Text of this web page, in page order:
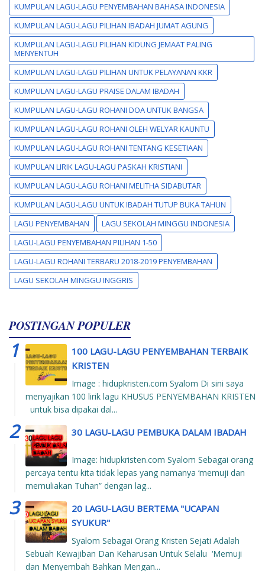
KUMPULAN LAGU-LAGU PENYEMBAHAN BAHASA INDONESIA
KUMPULAN LAGU-LAGU PILIHAN IBADAH JUMAT AGUNG
KUMPULAN LAGU-LAGU PILIHAN KIDUNG JEMAAT PALING
MENYENTUH
KUMPULAN LAGU-LAGU PILIHAN UNTUK PELAYANAN KKR
KUMPULAN LAGU-LAGU PRAISE DALAM IBADAH
KUMPULAN LAGU-LAGU ROHANI DOA UNTUK BANGSA
KUMPULAN LAGU-LAGU ROHANI OLEH WELYAR KAUNTU
KUMPULAN LAGU-LAGU ROHANI TENTANG KESETIAAN
KUMPULAN LIRIK LAGU-LAGU PASKAH KRISTIANI
KUMPULAN LAGU-LAGU ROHANI MELITHA SIDABUTAR
KUMPULAN LAGU-LAGU UNTUK IBADAH TUTUP BUKA TAHUN
LAGU PENYEMBAHAN
LAGU SEKOLAH MINGGU INDONESIA
LAGU-LAGU PENYEMBAHAN PILIHAN 1-50
LAGU-LAGU ROHANI TERBARU 2018-2019 PENYEMBAHAN
LAGU SEKOLAH MINGGU INGGRIS
POSTINGAN POPULER
100 LAGU-LAGU PENYEMBAHAN TERBAIK
KRISTEN
Image : hidupkristen.com Syalom Di sini saya
menyajikan 100 lirik lagu KHUSUS PENYEMBAHAN KRISTEN
untuk bisa dipakai dal...
30 LAGU-LAGU PEMBUKA DALAM IBADAH
Image: hidupkristen.com Syalom Sebagai orang
percaya tentu kita tidak lepas yang namanya ‘memuji dan
memuliakan Tuhan” dengan lag...
20 LAGU-LAGU BERTEMA "UCAPAN
SYUKUR"
Syalom Sebagai Orang Kristen Sejati Adalah
Sebuah Kewajiban Dan Keharusan Untuk Selalu ‘Memuji
dan Menyembah Bahkan Mengan...